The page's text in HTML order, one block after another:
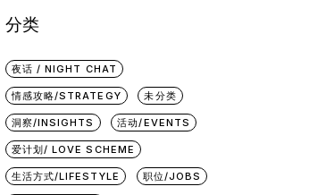
执照资质 / Licence
中介条例 / Agency Policy
预约咨询 / Book
分类
夜话 / NIGHT CHAT
情感攻略/STRATEGY 未分类
洞察/INSIGHTS 活动/EVENTS
爱计划/ LOVE SCHEME
生活方式/LIFESTYLE 职位/JOBS